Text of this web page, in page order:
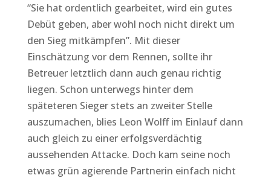
“Sie hat ordentlich gearbeitet, wird ein gutes
Debüt geben, aber wohl noch nicht direkt um
den Sieg mitkämpfen”. Mit dieser
Einschätzung vor dem Rennen, sollte ihr
Betreuer letztlich dann auch genau richtig
liegen. Schon unterwegs hinter dem
späteteren Sieger stets an zweiter Stelle
auszumachen, blies Leon Wolff im Einlauf dann
auch gleich zu einer erfolgsverdächtig
aussehenden Attacke. Doch kam seine noch
etwas grün agierende Partnerin einfach nicht